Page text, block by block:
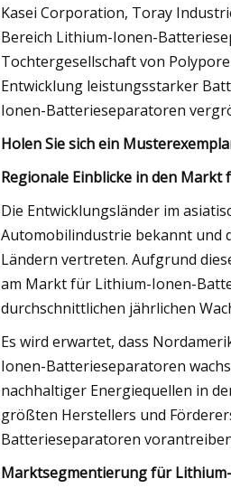
Kasei Corporation, Toray
Bereich Lithium-Ionen-
Tochtergesellschaft von
Entwicklung leistungsstarker
Ionen-Batterieseparatoren
Holen Sie sich ein
Regionale Einblicke in den
Die Entwicklungsländer im
Automobilindustrie bekannt und
Ländern vertreten. Aufgrund
am Markt für Lithium-Ionen-
durchschnittlichen jährlichen
Es wird erwartet, dass
Ionen-Batterieseparatoren
nachhaltiger Energiequellen in
größten Herstellers und
Batterieseparatoren
Marktsegmentierung für